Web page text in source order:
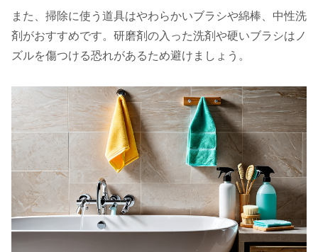
また、掃除に使う道具はやわらかいブラシや綿棒、中性洗
剤がおすすめです。研磨剤の入った洗剤や硬いブラシはノ
ズルを傷つける恐れがあるため避けましょう。